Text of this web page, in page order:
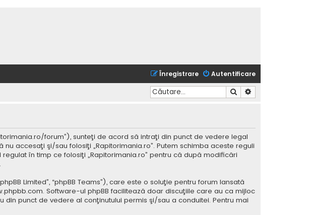
Autentificare
Înregistrare
Căutare
forum”), sunteţi de acord să intraţi din punct de vedere legal
accesaţi şi/sau folosiţi „Rapitorimania.ro”. Putem schimba aceste reguli
în timp ce folosiţi „Rapitorimania.ro” pentru că după modificări
Limited”, “phpBB Teams”), care este o soluţie pentru forum lansată
. Software-ul phpBB facilitează doar discuţiile care au ca mijloc
punct de vedere al conţinutului permis şi/sau a conduitei. Pentru mai